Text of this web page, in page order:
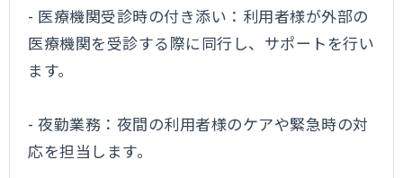
- 医療機関受診時の付き添い：利用者様が外部の
医療機関を受診する際に同行し、サポートを行い
ます。
- 夜勤業務：夜間の利用者様のケアや緊急時の対
応を担当します。